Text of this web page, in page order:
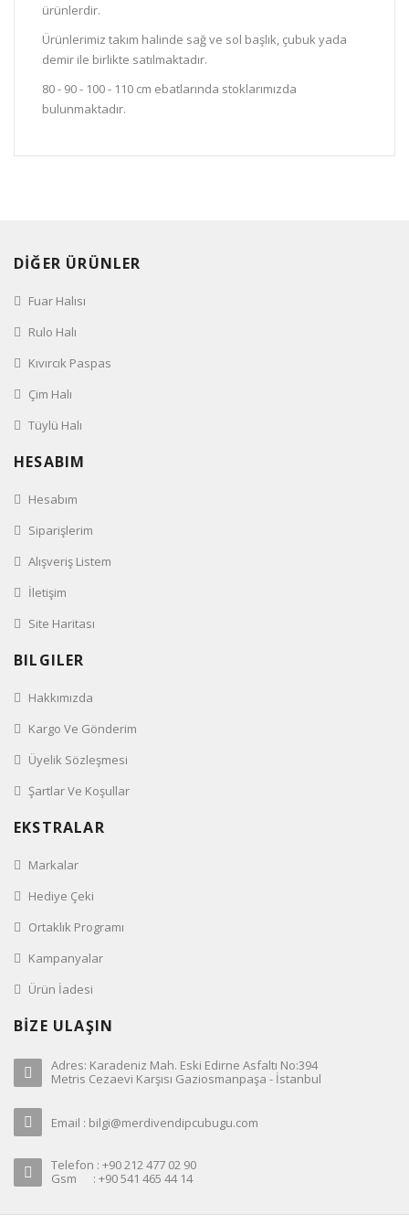
ürünlerdir.
Ürünlerimiz takım halinde sağ ve sol başlık, çubuk yada
demir ile birlikte satılmaktadır.
80 - 90 - 100 - 110 cm ebatlarında stoklarımızda
bulunmaktadır.
DİĞER ÜRÜNLER
Fuar Halısı
Rulo Halı
Kıvırcık Paspas
Çim Halı
Tüylü Halı
HESABIM
Hesabım
Siparişlerim
Alışveriş Listem
İletişim
Site Haritası
BILGILER
Hakkımızda
Kargo Ve Gönderim
Üyelik Sözleşmesi
Şartlar Ve Koşullar
EKSTRALAR
Markalar
Hediye Çeki
Ortaklık Programı
Kampanyalar
Ürün İadesi
BİZE ULAŞIN
Adres: Karadeniz Mah. Eski Edirne Asfaltı No:394
Metris Cezaevi Karşısı Gaziosmanpaşa - İstanbul
Email : bilgi@merdivendipcubugu.com
Telefon : +90 212 477 02 90
Gsm : +90 541 465 44 14